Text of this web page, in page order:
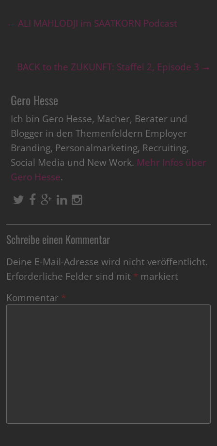
← ALI MAHLODJI im SAATKORN Podcast
BACK to the ZUKUNFT: Staffel 2, Episode 3 →
Gero Hesse
Ich bin Gero Hesse, Macher, Berater und
Blogger in den Themenfeldern Employer
Branding, Personalmarketing, Recruiting,
Social Media und New Work. Mehr Infos über
Gero Hesse.
Schreibe einen Kommentar
Deine E-Mail-Adresse wird nicht veröffentlicht.
Erforderliche Felder sind mit * markiert
Kommentar *